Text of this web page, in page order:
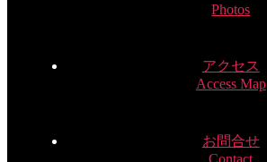
Photos
アクセス
Access Map
お問合せ